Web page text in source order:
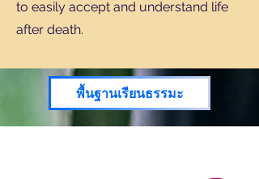
to easily accept and understand life
after death.
พื้นฐานเรียนธรรมะ